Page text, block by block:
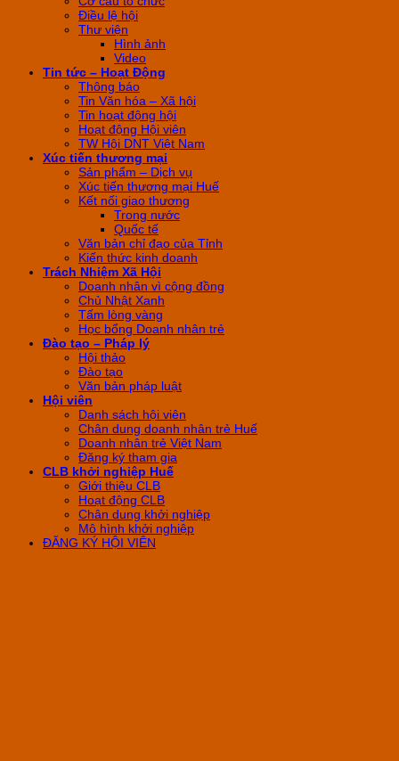
Điều lệ hội
Thư viện
Hình ảnh
Video
Tin tức – Hoạt Động
Thông báo
Tin Văn hóa – Xã hội
Tin hoạt động hội
Hoạt động Hội viên
TW Hội DNT Việt Nam
Xúc tiến thương mại
Sản phẩm – Dịch vụ
Xúc tiến thương mại Huế
Kết nối giao thương
Trong nước
Quốc tế
Văn bản chỉ đạo của Tỉnh
Kiến thức kinh doanh
Trách Nhiệm Xã Hội
Doanh nhân vì cộng đồng
Chủ Nhật Xanh
Tấm lòng vàng
Học bổng Doanh nhân trẻ
Đào tạo – Pháp lý
Hội thảo
Đào tạo
Văn bản pháp luật
Hội viên
Danh sách hội viên
Chân dung doanh nhân trẻ Huế
Doanh nhân trẻ Việt Nam
Đăng ký tham gia
CLB khởi nghiệp Huế
Giới thiệu CLB
Hoạt động CLB
Chân dung khởi nghiệp
Mô hình khởi nghiệp
ĐĂNG KÝ HỘI VIÊN